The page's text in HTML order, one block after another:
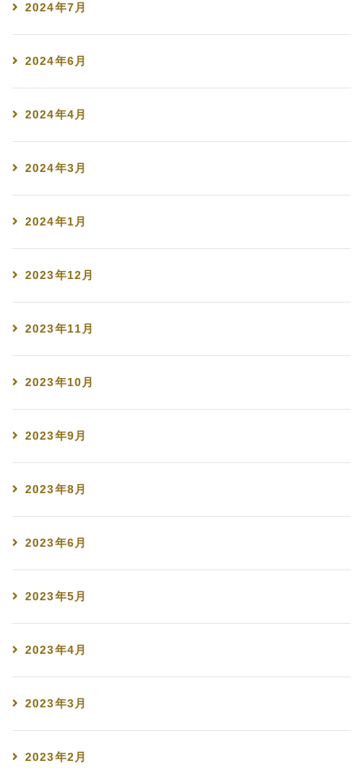
2024年7月
2024年6月
2024年4月
2024年3月
2024年1月
2023年12月
2023年11月
2023年10月
2023年9月
2023年8月
2023年6月
2023年5月
2023年4月
2023年3月
2023年2月